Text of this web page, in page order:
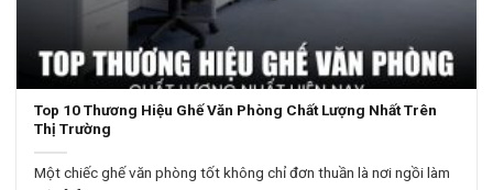
Top 10 Thương Hiệu Ghế Văn Phòng Chất Lượng Nhất Trên
Thị Trường
Một chiếc ghế văn phòng tốt không chỉ đơn thuần là nơi ngồi làm